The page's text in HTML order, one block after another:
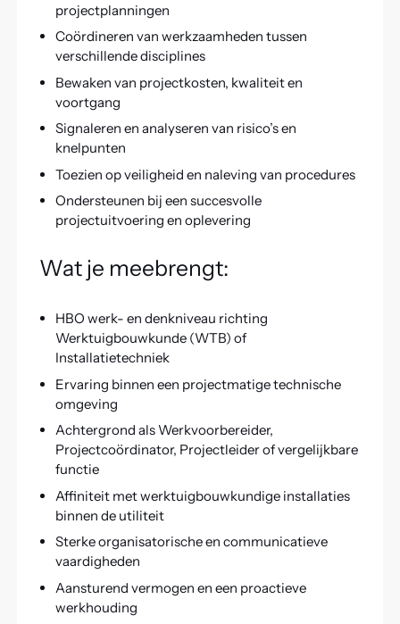
projectplanningen
Coördineren van werkzaamheden tussen
verschillende disciplines
Bewaken van projectkosten, kwaliteit en
voortgang
Signaleren en analyseren van risico’s en
knelpunten
Toezien op veiligheid en naleving van procedures
Ondersteunen bij een succesvolle
projectuitvoering en oplevering
Wat je meebrengt:
HBO werk- en denkniveau richting
Werktuigbouwkunde (WTB) of
Installatietechniek
Ervaring binnen een projectmatige technische
omgeving
Achtergrond als Werkvoorbereider,
Projectcoördinator, Projectleider of vergelijkbare
functie
Affiniteit met werktuigbouwkundige installaties
binnen de utiliteit
Sterke organisatorische en communicatieve
vaardigheden
Aansturend vermogen en een proactieve
werkhouding